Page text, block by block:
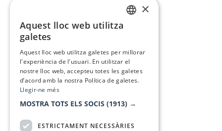
×
Aquest lloc web utilitza
galetes
Aquest lloc web utilitza galetes per millorar
l'experiència de l'usuari. En utilitzar el
nostre lloc web, accepteu totes les galetes
d’acord amb la nostra Política de galetes.
Llegir-ne més
MOSTRA TOTS ELS SOCIS (1913) →
ESTRICTAMENT NECESSÀRIES